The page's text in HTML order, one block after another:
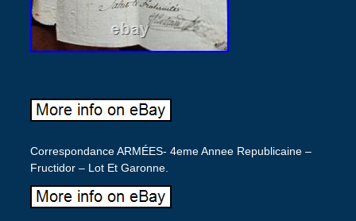
Correspondance ARMÉES- 4eme Annee Republicaine –
Fructidor – Lot Et Garonne.